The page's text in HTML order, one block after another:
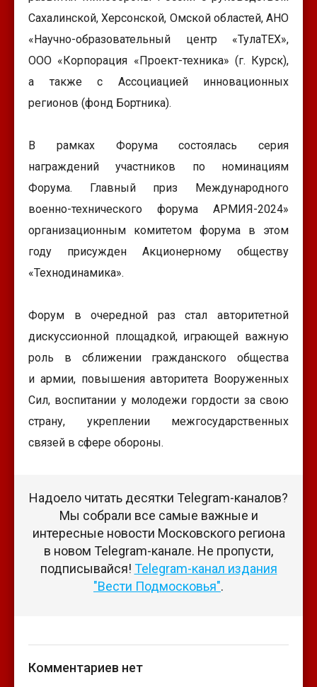
Сахалинской, Херсонской, Омской областей, АНО
«Научно-образовательный центр «ТулаТЕХ»,
ООО «Корпорация «Проект-техника» (г. Курск),
а также с Ассоциацией инновационных
регионов (фонд Бортника).
В рамках Форума состоялась серия
награждений участников по номинациям
Форума. Главный приз Международного
военно-технического форума АРМИЯ-2024»
организационным комитетом форума в этом
году присужден Акционерному обществу
«Технодинамика».
Форум в очередной раз стал авторитетной
дискуссионной площадкой, играющей важную
роль в сближении гражданского общества
и армии, повышения авторитета Вооруженных
Сил, воспитании у молодежи гордости за свою
страну, укреплении межгосударственных
связей в сфере обороны.
Надоело читать десятки Telegram-каналов?
Мы собрали все самые важные и
интересные новости Московского региона
в новом Telegram-канале. Не пропусти,
подписывайся! Telegram-канал издания
"Вести Подмосковья".
Комментариев нет